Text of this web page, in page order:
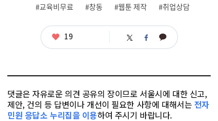
#교육비무료
#창동 #웹툰 제작 #취업상담
좋
19 트 페 카
댓글은 자유로운 의견 공유의 장이므로 서울시에 대한 신고,
제안, 건의 등 답변이나 개선이 필요한 사항에 대해서는 전자
민원 응답소 누리집을 이용하여 주시기 바랍니다.